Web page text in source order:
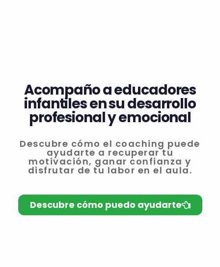
Acompaño a educadores
infantiles en su desarrollo
profesional y emocional
Descubre cómo el coaching puede
ayudarte a recuperar tu
motivación, ganar confianza y
disfrutar de tu labor en el aula.
Descubre cómo puedo ayudarte